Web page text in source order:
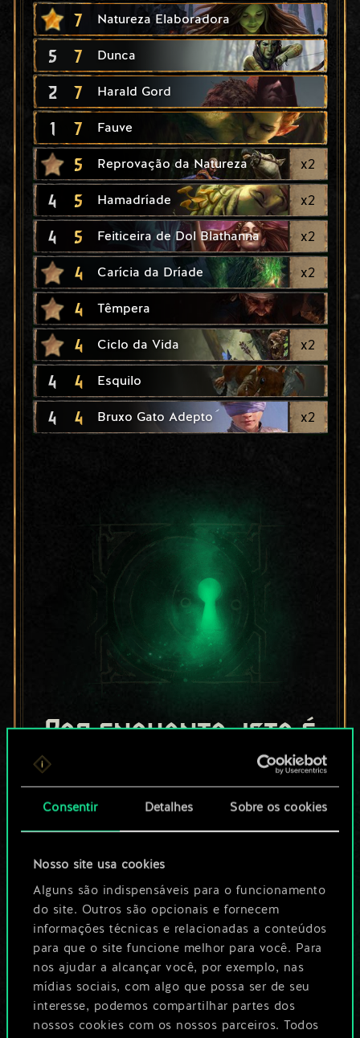
Consentir Detalhes Sobre os cookies
Nosso site usa cookies
Alguns são indispensáveis para o funcionamento
do site. Outros são opcionais e fornecem
informações técnicas e relacionadas a conteúdos
para que o site funcione melhor para você. Para
nos ajudar a alcançar você, por exemplo, nas
mídias sociais, com algo que possa ser de seu
interesse, podemos compartilhar partes dos
nossos cookies com os nossos parceiros. Todos
7 Natureza Elaboradora
5 7 Dunca
2 7 Harald Gord
1 7 Fauve
5 Reprovação da Natureza x2
4 5 Hamadríade x2
4 5 Feiticeira de Dol Blathanna x2
4 Carícia da Dríade x2
4 Têmpera
4 Ciclo da Vida x2
4 4 Esquilo
4 4 Bruxo Gato Adepto x2
Por enquanto, isto é
apenas um conjunto
de cartas
compartilhado.
No entanto, dá para
ser muito mais!
Dê um nome para este baralho e crie
um guia